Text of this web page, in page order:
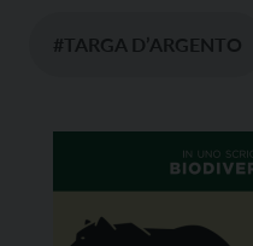
#TARGA D’ARGENTO